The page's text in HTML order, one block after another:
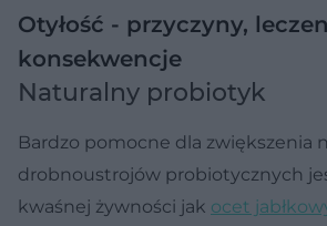
Otyłość - przyczyny,
konsekwencje
Naturalny probiotyk
Bardzo pomocne dla zwiększenia
drobnoustrojów probiotycznych
kwaśnej żywności jak ocet